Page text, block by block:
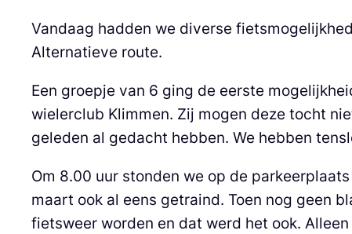
Vandaag hadden we diverse
Alternatieve route.
Een groepje van 6 ging de eerste
wielerclub Klimmen. Zij mogen deze tocht
geleden al gedacht hebben. We hebben
Om 8.00 uur stonden we op de
maart ook al eens getraind. Toen nog geen
fietsweer worden en dat werd het ook.